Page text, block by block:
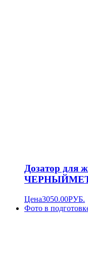
Дозатор для
Цена3050.00РУБ.
Фото в